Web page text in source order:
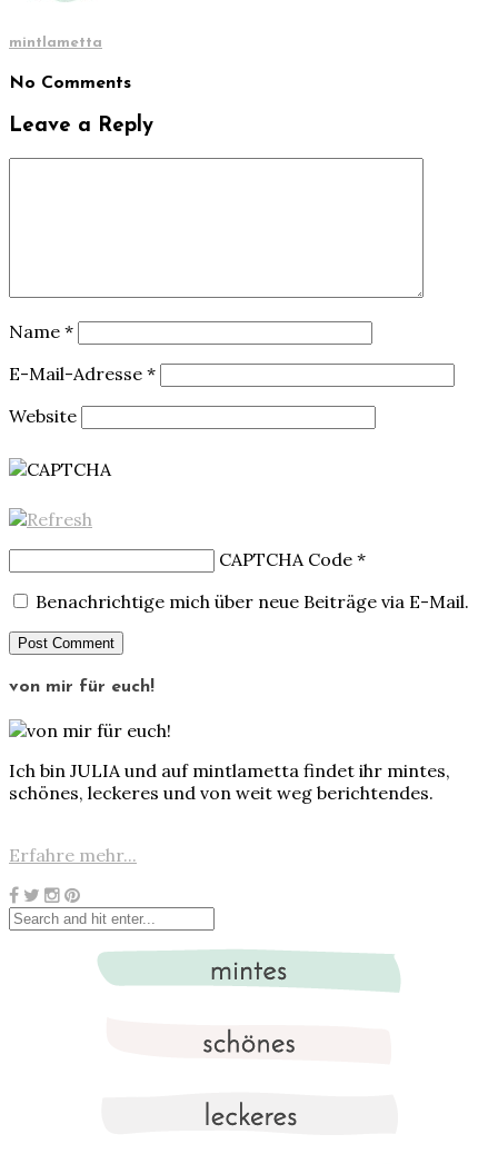
mintlametta
No Comments
Leave a Reply
Name *
E-Mail-Adresse *
Website
CAPTCHA Code *
Benachrichtige mich über neue Beiträge via E-Mail.
von mir für euch!
Ich bin JULIA und auf mintlametta findet ihr mintes,
schönes, leckeres und von weit weg berichtendes.
Erfahre mehr...